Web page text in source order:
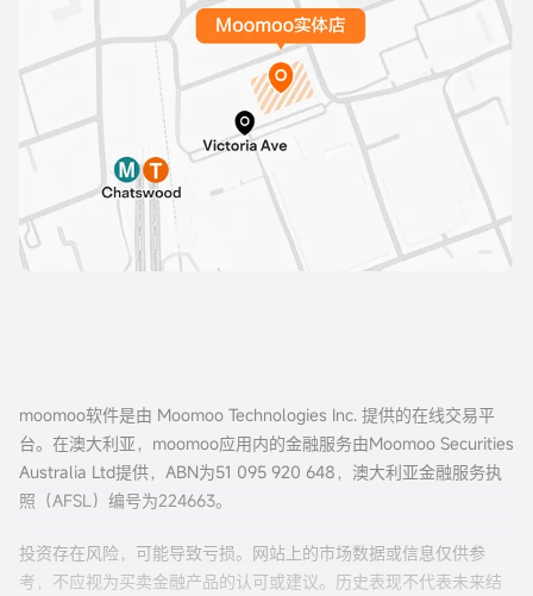
moomoo软件是由 Moomoo Technologies Inc. 提供的在线交易平
台。在澳大利亚，moomoo应用内的金融服务由Moomoo Securities
Australia Ltd提供，ABN为51 095 920 648，澳大利亚金融服务执
照（AFSL）编号为224663。
投资存在风险，可能导致亏损。网站上的市场数据或信息仅供参
考，不应视为买卖金融产品的认可或建议。历史表现不代表未来结